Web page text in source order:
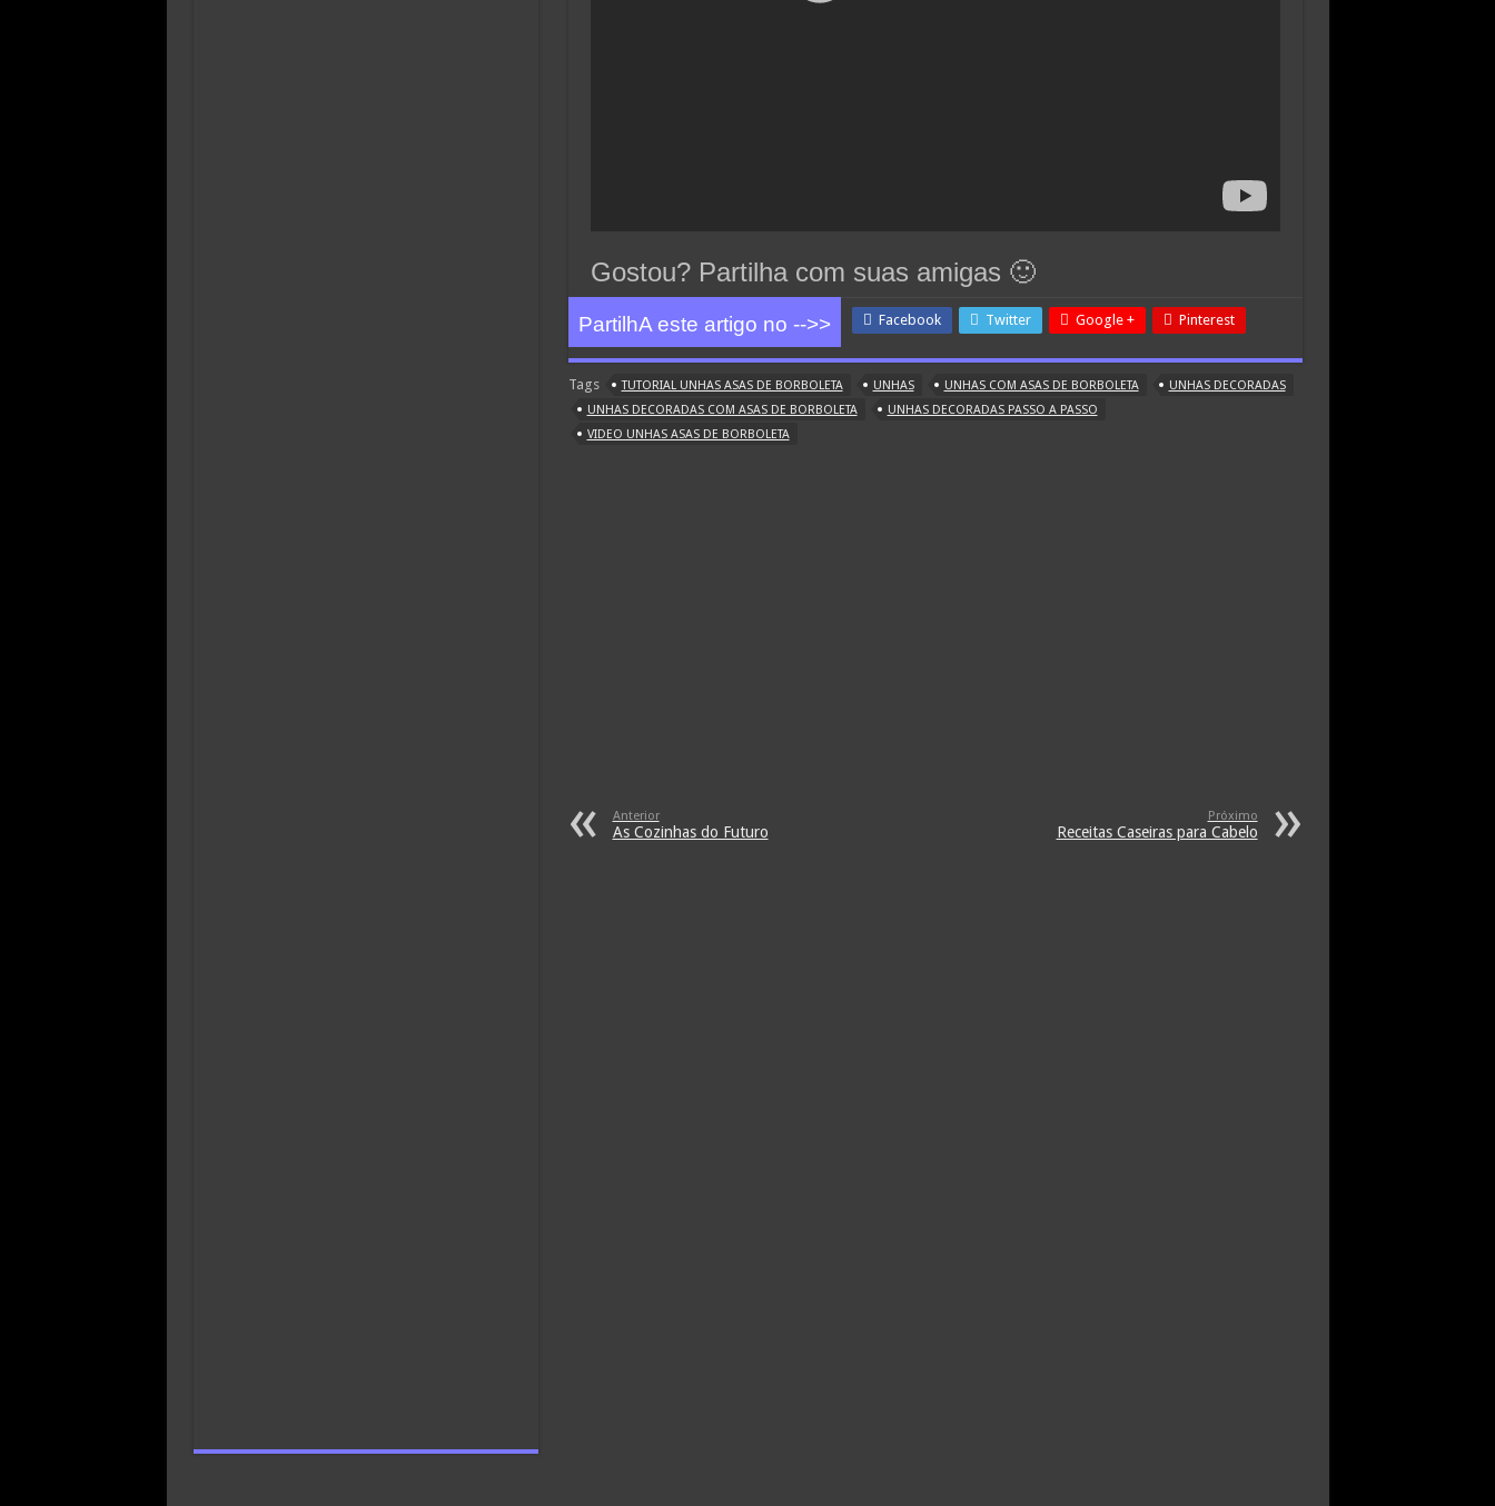
Gostou? Partilha com suas amigas 🙂
PartilhA este artigo no -->> Facebook Twitter Google + Pinterest
Tags TUTORIAL UNHAS ASAS DE BORBOLETA UNHAS UNHAS COM ASAS DE BORBOLETA
UNHAS DECORADAS
UNHAS DECORADAS COM ASAS DE BORBOLETA
UNHAS DECORADAS PASSO A PASSO
VIDEO UNHAS ASAS DE BORBOLETA
Anterior
As Cozinhas do Futuro
Próximo
Receitas Caseiras para Cabelo